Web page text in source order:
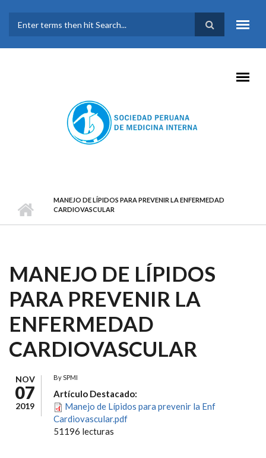
FORMULARIO DE
BÚSQUEDA
MANEJO DE LÍPIDOS PARA PREVENIR LA ENFERMEDAD
CARDIOVASCULAR
MANEJO DE LÍPIDOS
PARA PREVENIR LA
ENFERMEDAD
CARDIOVASCULAR
NOV
07
2019
BySPMI
Artículo Destacado:
Manejo de Lípidos para prevenir la Enf
Cardiovascular.pdf
51196 lecturas